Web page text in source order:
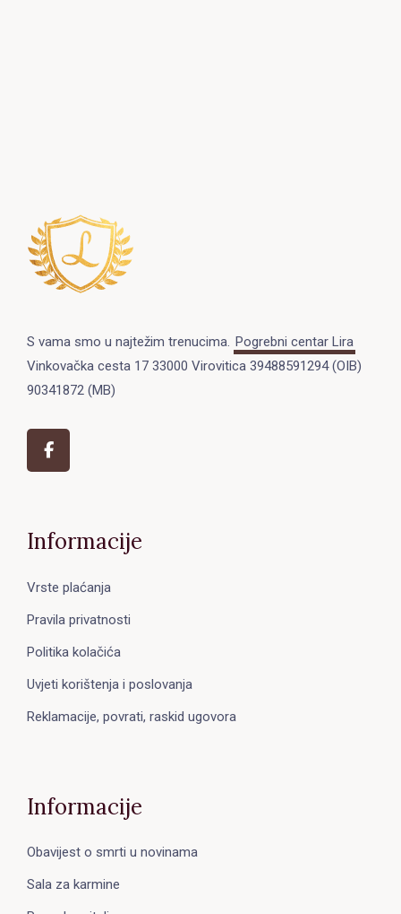
S vama smo u najtežim trenucima. Pogrebni centar Lira
Vinkovačka cesta 17 33000 Virovitica 39488591294 (OIB)
90341872 (MB)
Informacije
Vrste plaćanja
Pravila privatnosti
Politika kolačića
Uvjeti korištenja i poslovanja
Reklamacije, povrati, raskid ugovora
Informacije
Obavijest o smrti u novinama
Sala za karmine